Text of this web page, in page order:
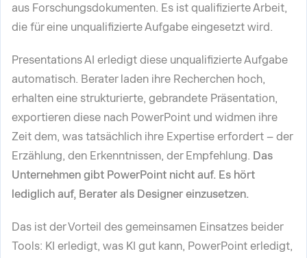
aus Forschungsdokumenten. Es ist qualifizierte Arbeit,
die für eine unqualifizierte Aufgabe eingesetzt wird.
Presentations AI erledigt diese unqualifizierte Aufgabe
automatisch. Berater laden ihre Recherchen hoch,
erhalten eine strukturierte, gebrandete Präsentation,
exportieren diese nach PowerPoint und widmen ihre
Zeit dem, was tatsächlich ihre Expertise erfordert – der
Erzählung, den Erkenntnissen, der Empfehlung. Das
Unternehmen gibt PowerPoint nicht auf. Es hört
lediglich auf, Berater als Designer einzusetzen.
Das ist der Vorteil des gemeinsamen Einsatzes beider
Tools: KI erledigt, was KI gut kann, PowerPoint erledigt,